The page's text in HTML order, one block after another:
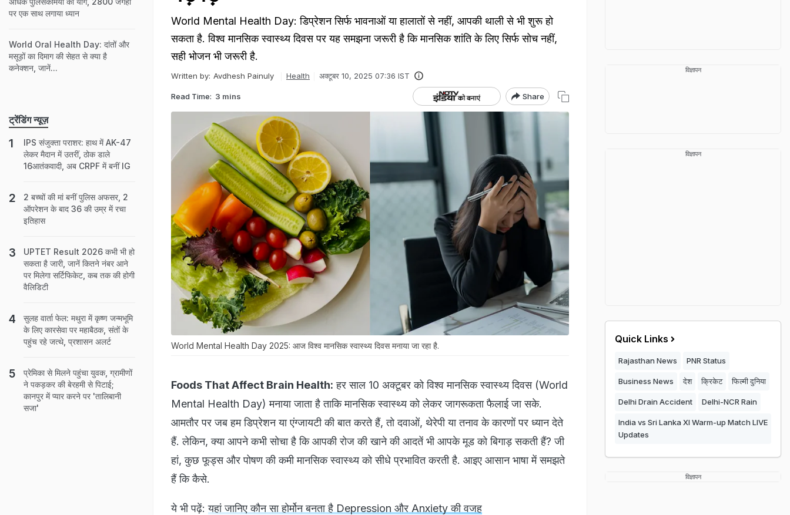
World Mental Health Day: डिप्रेशन सिर्फ भावनाओं या हालातों से नहीं, आपकी थाली से भी शुरू हो
सकता है. विश्व मानसिक स्वास्थ्य दिवस पर यह समझना जरूरी है कि मानसिक शांति के लिए सिर्फ सोच नहीं,
सही भोजन भी जरूरी है.
Written by: Avdhesh Painuly Health अक्टूबर 10, 2025 07:36 IST
Read Time: 3 mins Share
World Mental Health Day 2025: आज विश्व मानसिक स्वास्थ्य दिवस मनाया जा रहा है.
Foods That Affect Brain Health: हर साल 10 अक्टूबर को विश्व मानसिक स्वास्थ्य दिवस (World
Mental Health Day) मनाया जाता है ताकि मानसिक स्वास्थ्य को लेकर जागरूकता फैलाई जा सके.
आमतौर पर जब हम डिप्रेशन या एंग्जायटी की बात करते हैं, तो दवाओं, थेरेपी या तनाव के कारणों पर ध्यान देते
हैं. लेकिन, क्या आपने कभी सोचा है कि आपकी रोज की खाने की आदतें भी आपके मूड को बिगाड़ सकती हैं? जी
हां, कुछ फूड्स और पोषण की कमी मानसिक स्वास्थ्य को सीधे प्रभावित करती है. आइए आसान भाषा में समझते
हैं कि कैसे.
ये भी पढ़ें:यहां जानिए कौन सा होर्मोन बनता है Depression और Anxiety की वजह
पर एक साथ लगाया ध्यान
World Oral Health Day: दांतों और
मसूड़ों का दिमाग की सेहत से क्या है
कनेक्शन, जानें...
ट्रेंडिंग न्यूज़
IPS संजुक्ता पराशर: हाथ में AK-47
लेकर मैदान में उतरीं, ठोक डाले
16आतंकवादी, अब CRPF में बनीं IG
2 बच्चों की मां बनीं पुल‍िस अफसर, 2
ऑपरेशन के बाद 36 की उम्र में रचा
इतिहास
UPTET Result 2026 कभी भी हो
सकता है जारी, जानें कितने नंबर आने
पर मिलेगा सर्टिफिकेट, कब तक की होगी
वैलिडिटी
सुलह वार्ता फेल: मथुरा में कृष्ण जन्मभूमि
के लिए कारसेवा पर महाबैठक, संतों के
पहुंच रहे जत्थे, प्रशासन अलर्ट
प्रेमिका से मिलने पहुंचा युवक, ग्रामीणों
ने पकड़कर की बेरहमी से पिटाई;
कानपुर में प्यार करने पर 'तालिबानी
सजा'
विज्ञापन
विज्ञापन
Quick Links
Rajasthan News PNR Status
Business News देश क्रिकेट फिल्मी दुनिया
Delhi Drain Accident Delhi-NCR Rain
India vs Sri Lanka XI Warm-up Match LIVE
Updates
विज्ञापन